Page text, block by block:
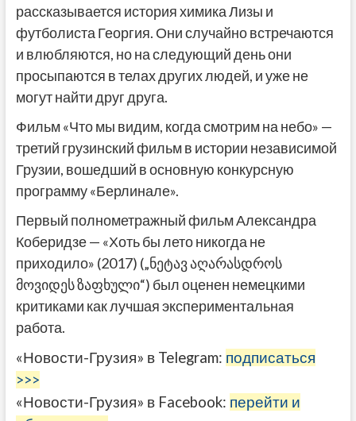
рассказывается история химика Лизы и
футболиста Георгия. Они случайно встречаются
и влюбляются, но на следующий день они
просыпаются в телах других людей, и уже не
могут найти друг друга.
Фильм «Что мы видим, когда смотрим на небо» —
третий грузинский фильм в истории независимой
Грузии, вошедший в основную конкурсную
программу «Берлинале».
Первый полнометражный фильм Александра
Коберидзе — «Хоть бы лето никогда не
приходило» (2017) („ნეტავ აღარასდროს
მოვიდეს ზაფხული“) был оценен немецкими
критиками как лучшая экспериментальная
работа.
«Новости-Грузия» в Telegram: подписаться
>>>
«Новости-Грузия» в Facebook: перейти и